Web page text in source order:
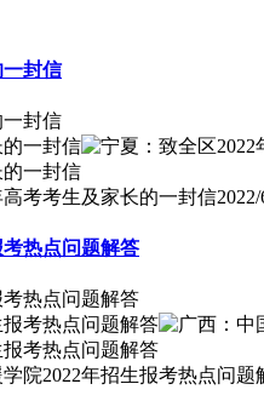
封信
封信
考考生及家长的一封信
热点问题解答
热点问题解答
院2022年招生报考热点问题